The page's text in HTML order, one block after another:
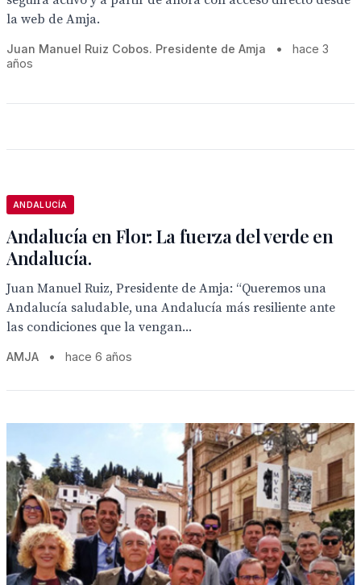
la web de Amja.
Juan Manuel Ruiz Cobos. Presidente de Amja •
hace 3
años
ANDALUCÍA
Andalucía en Flor: La fuerza del verde en
Andalucía.
Juan Manuel Ruiz, Presidente de Amja: “Queremos una
Andalucía saludable, una Andalucía más resiliente ante
las condiciones que la vengan...
AMJA • hace 6 años